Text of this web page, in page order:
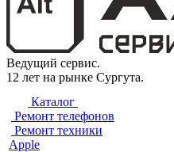
Ведущий сервис.
12 лет на рынке Сургута.
Каталог
Ремонт телефонов
Ремонт техники
Apple